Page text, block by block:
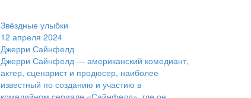
Звёздные улыбки
12 апреля 2024
Джерри Сайнфелд
Джерри Сайнфелд — американский комедиант,
актер, сценарист и продюсер, наиболее
известный по созданию и участию в